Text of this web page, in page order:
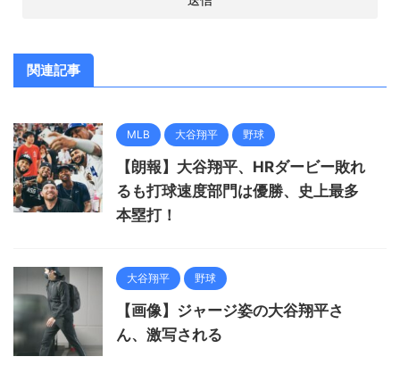
関連記事
MLB 大谷翔平 野球
【朗報】大谷翔平、HRダービー敗れ
るも打球速度部門は優勝、史上最多
本塁打！
大谷翔平 野球
【画像】ジャージ姿の大谷翔平さ
ん、激写される